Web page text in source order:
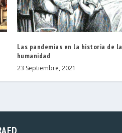
Las pandemias en la historia de la
humanidad
23 Septiembre, 2021